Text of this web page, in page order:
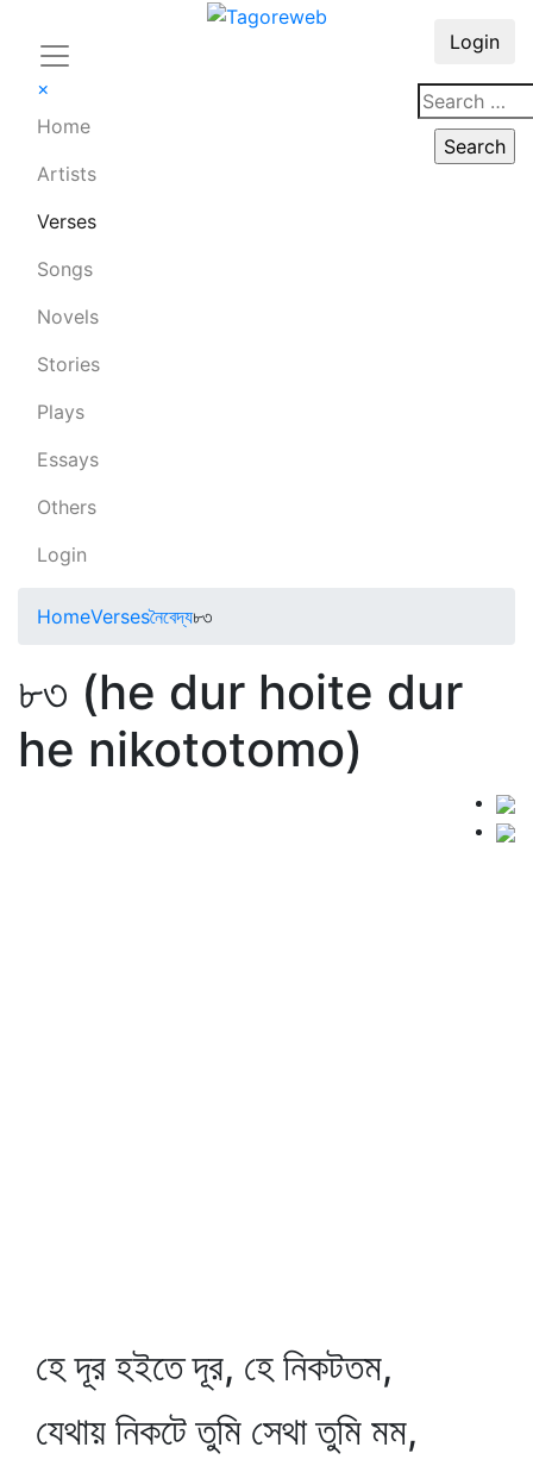
×
Home
Artists
Verses
Songs
Novels
Stories
Plays
Essays
Others
Login
Login
HomeVersesনৈবেদ্য৮৩
৮৩ (he dur hoite dur
he nikototomo)
হে দূর হইতে দূর, হে নিকটতম,
যেথায় নিকটে তুমি সেথা তুমি মম,